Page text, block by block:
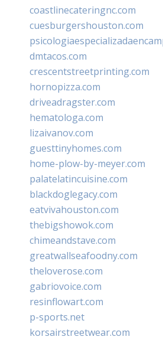
coastlinecateringnc.com
cuesburgershouston.com
dmtacos.com
crescentstreetprinting.com
hornopizza.com
driveadragster.com
hematologa.com
lizaivanov.com
guesttinyhomes.com
home-plow-by-meyer.com
palatelatincuisine.com
blackdoglegacy.com
eatvivahouston.com
thebigshowok.com
chimeandstave.com
greatwallseafoodny.com
theloverose.com
gabriovoice.com
resinflowart.com
p-sports.net
korsairstreetwear.com